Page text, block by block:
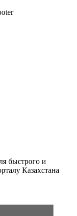
быстрого и
Казахстана